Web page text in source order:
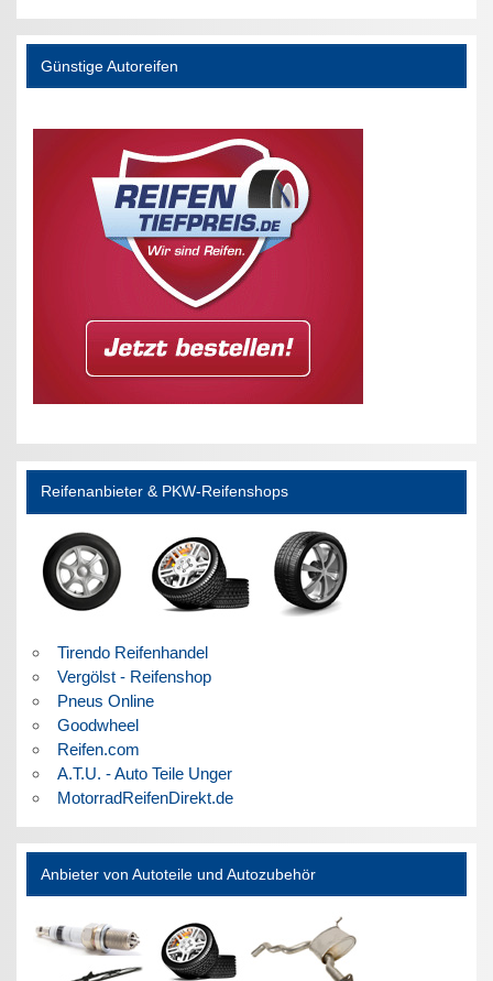
Günstige Autoreifen
Reifenanbieter & PKW-Reifenshops
Tirendo Reifenhandel
Vergölst - Reifenshop
Pneus Online
Goodwheel
Reifen.com
A.T.U. - Auto Teile Unger
MotorradReifenDirekt.de
Anbieter von Autoteile und Autozubehör